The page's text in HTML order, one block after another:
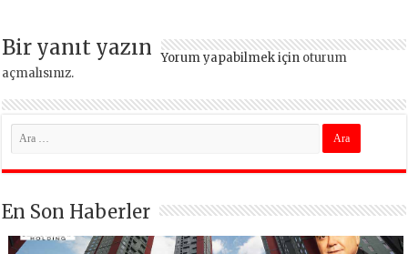
Bir yanıt yazın Yorum yapabilmek için oturum
açmalısınız.
En Son Haberler